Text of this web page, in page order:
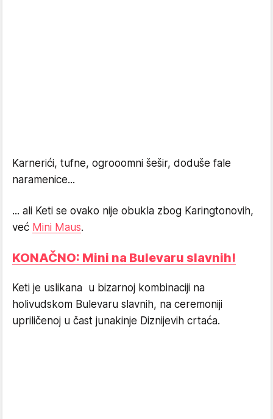
Karnerići, tufne, ogrooomni šešir, doduše fale
naramenice...
... ali Keti se ovako nije obukla zbog Karingtonovih,
već Mini Maus.
KONAČNO: Mini na Bulevaru slavnih!
Keti je uslikana u bizarnoj kombinaciji na
holivudskom Bulevaru slavnih, na ceremoniji
upriličenoj u čast junakinje Diznijevih crtaća.